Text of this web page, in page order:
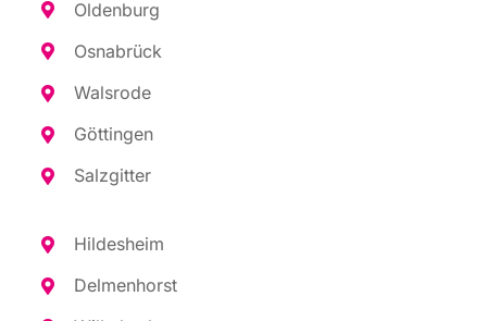
Olden­burg
Osna­brück
Wals­ro­de
Göt­tin­gen
Salz­git­ter
Hil­des­heim
Del­men­horst